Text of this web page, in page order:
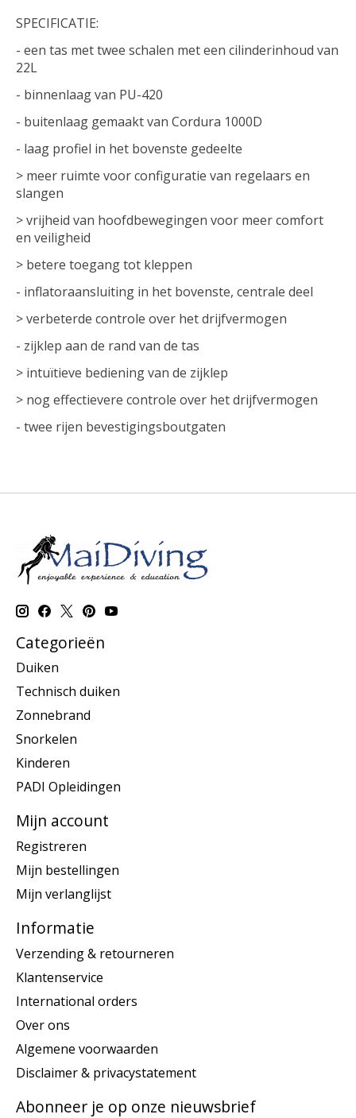
SPECIFICATIE:
- een tas met twee schalen met een cilinderinhoud van
22L
- binnenlaag van PU-420
- buitenlaag gemaakt van Cordura 1000D
- laag profiel in het bovenste gedeelte
> meer ruimte voor configuratie van regelaars en
slangen
> vrijheid van hoofdbewegingen voor meer comfort
en veiligheid
> betere toegang tot kleppen
- inflatoraansluiting in het bovenste, centrale deel
> verbeterde controle over het drijfvermogen
- zijklep aan de rand van de tas
> intuïtieve bediening van de zijklep
> nog effectievere controle over het drijfvermogen
- twee rijen bevestigingsboutgaten
Categorieën
Duiken
Technisch duiken
Zonnebrand
Snorkelen
Kinderen
PADI Opleidingen
Mijn account
Registreren
Mijn bestellingen
Mijn verlanglijst
Informatie
Verzending & retourneren
Klantenservice
International orders
Over ons
Algemene voorwaarden
Disclaimer & privacystatement
Abonneer je op onze nieuwsbrief